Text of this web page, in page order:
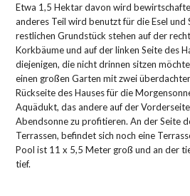
Etwa 1,5 Hektar davon wird
anderes Teil wird benutzt für die Esel und
restlichen Grundstück stehen auf der
Korkbäume und auf der linken Seite des
diejenigen, die nicht drinnen sitzen
einen großen Garten mit zwei
Rückseite des Hauses für die
Aquädukt, das andere auf der
Abendsonne zu profitieren. An der Seite
Terrassen, befindet sich noch eine
Pool ist 11 x 5,5 Meter groß und an der
tief.